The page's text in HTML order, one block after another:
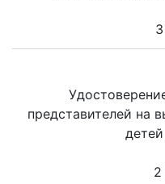
представителей на
2